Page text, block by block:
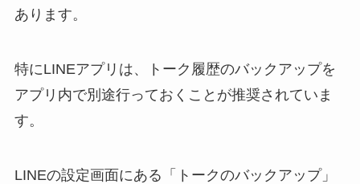
あります。
特にLINEアプリは、トーク履歴のバックアップを
アプリ内で別途行っておくことが推奨されていま
す。
LINEの設定画面にある「トークのバックアップ」